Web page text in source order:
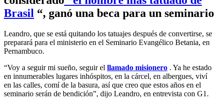
Brasil “, ganó una beca para un seminario
Leandro, que se está quitando los tatuajes después de convertirse, se
preparará para el ministerio en el Seminario Evangélico Betania, en
Pernambuco.
“Voy a seguir mi sueño, seguir el llamado misionero . Ya he estado
en innumerables lugares inhóspitos, en la cárcel, en albergues, viví
en las calles, comí de la basura, así que creo que estos años en el
seminario serán de bendición”, dijo Leandro, en entrevista con G1.